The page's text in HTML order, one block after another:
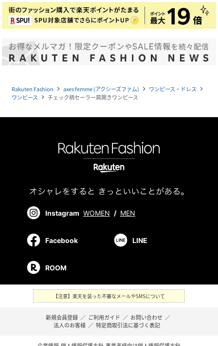
Rakuten Fashion navigate_next axes femme (アクシーズファム) navigate_next ワンピース・ドレス navigate_next
ワンピース navigate_next チェック柄セーラー肩開きワンピース
Instagram WOMEN / MEN
Facebook LINE
ROOM
【注意】楽天を装った不審なメールやSMSについて
新規会員登録 ／ ご利用ガイド ／ お問い合わせ ／
法人のお客様 ／ 特定商取引法に基づく表記